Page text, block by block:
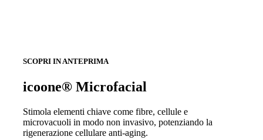
SCOPRI IN ANTEPRIMA
icoone® Microfacial
Stimola elementi chiave come fibre, cellule e
microvacuoli in modo non invasivo, potenziando la
rigenerazione cellulare anti-aging.